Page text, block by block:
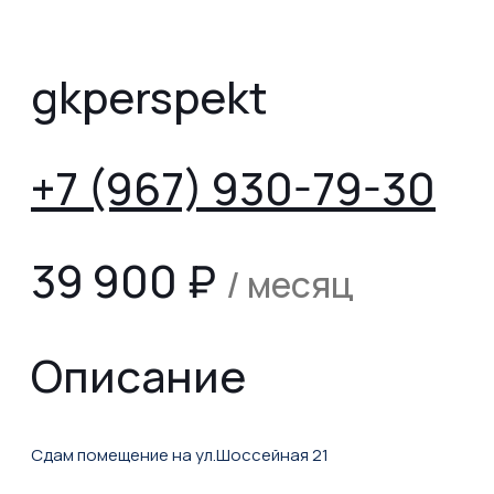
gkperspekt
+7 (967) 930-79-30
39 900 ₽ / месяц
Описание
Сдам помещение на ул.Шоссейная 21